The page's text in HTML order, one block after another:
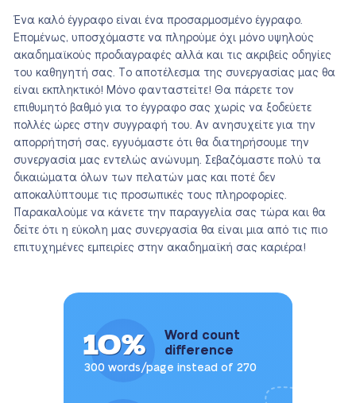
Ένα καλό έγγραφο είναι ένα προσαρμοσμένο έγγραφο.
Επομένως, υποσχόμαστε να πληρούμε όχι μόνο υψηλούς
ακαδημαϊκούς προδιαγραφές αλλά και τις ακριβείς οδηγίες
του καθηγητή σας. Το αποτέλεσμα της συνεργασίας μας θα
είναι εκπληκτικό! Μόνο φανταστείτε! Θα πάρετε τον
επιθυμητό βαθμό για το έγγραφο σας χωρίς να ξοδεύετε
πολλές ώρες στην συγγραφή του. Αν ανησυχείτε για την
απορρήτησή σας, εγγυόμαστε ότι θα διατηρήσουμε την
συνεργασία μας εντελώς ανώνυμη. Σεβαζόμαστε πολύ τα
δικαιώματα όλων των πελατών μας και ποτέ δεν
αποκαλύπτουμε τις προσωπικές τους πληροφορίες.
Παρακαλούμε να κάνετε την παραγγελία σας τώρα και θα
δείτε ότι η εύκολη μας συνεργασία θα είναι μια από τις πιο
επιτυχημένες εμπειρίες στην ακαδημαϊκή σας καριέρα!
10%
Word count
difference
300 words/page instead of 270